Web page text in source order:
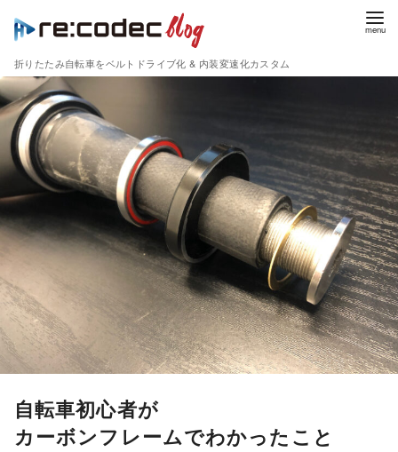
コ
ン
テ
ン
ツ
へ
移
動
折りたたみ自転車をベルトドライブ化 & 内装変速化カスタム
自転車初心者が
カーボンフレームでわかったこと